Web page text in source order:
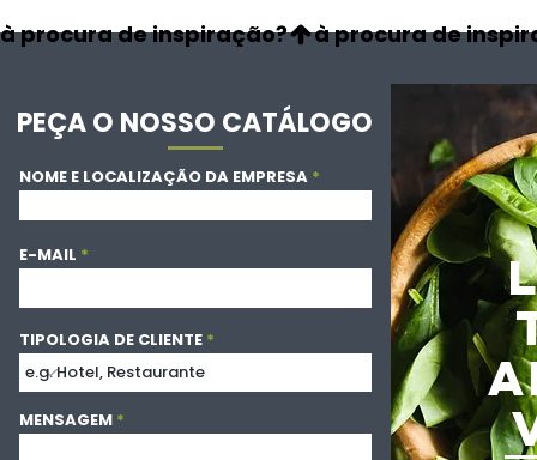
à procura de inspiração?
PEÇA O NOSSO CATÁLOGO
NOME E LOCALIZAÇÃO DA EMPRESA
E-MAIL
TIPOLOGIA DE CLIENTE
MENSAGEM